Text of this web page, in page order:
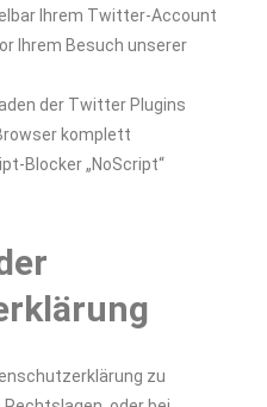
Ihrem Twitter-Account
Ihrem Besuch unserer
der Twitter Plugins
komplett
Blocker „NoScript“
zu